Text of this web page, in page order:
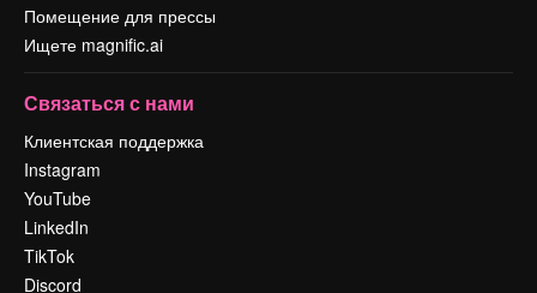
Помещение для прессы
Ищете magnific.ai
Связаться с нами
Клиентская поддержка
Instagram
YouTube
LinkedIn
TikTok
Discord